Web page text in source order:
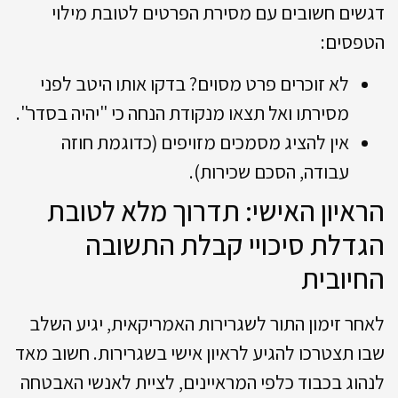
דגשים חשובים עם מסירת הפרטים לטובת מילוי
הטפסים:
לא זוכרים פרט מסוים? בדקו אותו היטב לפני
מסירתו ואל תצאו מנקודת הנחה כי "יהיה בסדר".
אין להציג מסמכים מזויפים (כדוגמת חוזה
עבודה, הסכם שכירות).
הראיון האישי: תדרוך מלא לטובת
הגדלת סיכויי קבלת התשובה
החיובית
לאחר זימון התור לשגרירות האמריקאית, יגיע השלב
שבו תצטרכו להגיע לראיון אישי בשגרירות. חשוב מאד
לנהוג בכבוד כלפי המראיינים, לציית לאנשי האבטחה